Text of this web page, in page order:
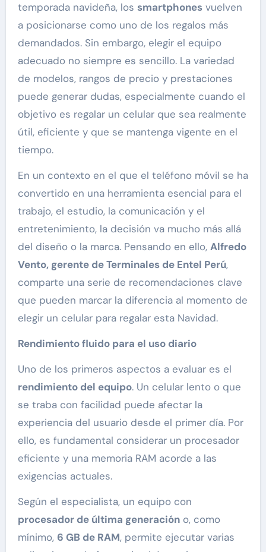
temporada navideña, los smartphonesvuelven
a posicionarse como uno de los regalos más
demandados. Sin embargo, elegir el equipo
adecuado no siempre es sencillo. La variedad
de modelos, rangos de precio y prestaciones
puede generar dudas, especialmente cuando el
objetivo es regalar un celular que sea realmente
útil, eficiente y que se mantenga vigente en el
tiempo.
En un contexto en el que el teléfono móvil se ha
convertido en una herramienta esencial para el
trabajo, el estudio, la comunicación y el
entretenimiento, la decisión va mucho más allá
del diseño o la marca. Pensando en ello, Alfredo
Vento, gerente de Terminales de Entel Perú,
comparte una serie de recomendaciones clave
que pueden marcar la diferencia al momento de
elegir un celular para regalar esta Navidad.
Rendimiento fluido para el uso diario
Uno de los primeros aspectos a evaluar es el
rendimiento del equipo. Un celular lento o que
se traba con facilidad puede afectar la
experiencia del usuario desde el primer día. Por
ello, es fundamental considerar un procesador
eficiente y una memoria RAM acorde a las
exigencias actuales.
Según el especialista, un equipo con
procesador de última generacióno, como
mínimo, 6 GB de RAM, permite ejecutar varias